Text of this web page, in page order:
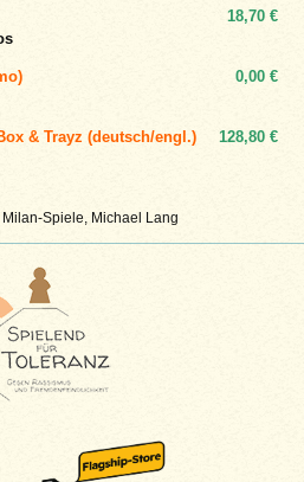
Spiele, Michael Lang
18,70 €
0,00 €
& Trayz (deutsch/engl.)
128,80 €